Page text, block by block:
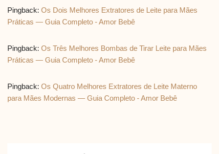
Pingback: Os Dois Melhores Extratores de Leite para Mães
Práticas — Guia Completo - Amor Bebê
Pingback: Os Três Melhores Bombas de Tirar Leite para Mães
Práticas — Guia Completo - Amor Bebê
Pingback: Os Quatro Melhores Extratores de Leite Materno
para Mães Modernas — Guia Completo - Amor Bebê